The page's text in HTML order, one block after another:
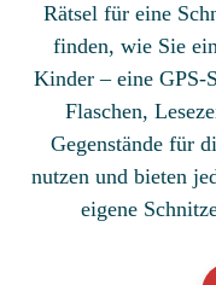
Rätsel für eine
finden, wie Sie
Kinder – eine GPS-
Flaschen,
Gegenstände für
nutzen und bieten
eigene